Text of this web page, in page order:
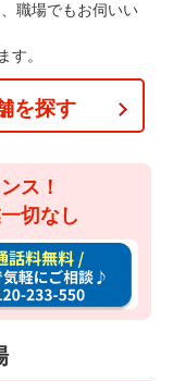
職場でもお伺いい
す。
を探す
ス！
切なし